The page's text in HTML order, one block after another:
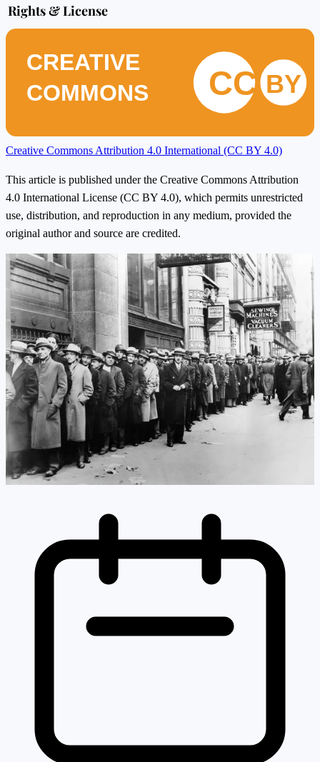
Rights & License
CREATIVE
COMMONS
CC BY
Creative Commons Attribution 4.0 International (CC BY 4.0)
This article is published under the Creative Commons Attribution
4.0 International License (CC BY 4.0), which permits unrestricted
use, distribution, and reproduction in any medium, provided the
original author and source are credited.